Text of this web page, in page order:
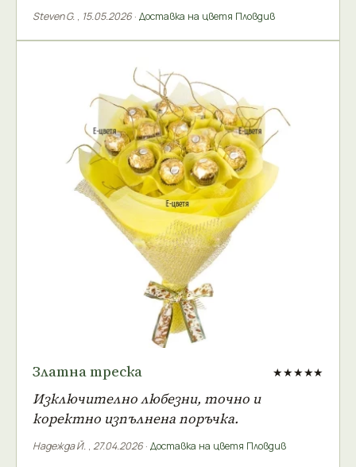
Steven G. , 15.05.2026 · Доставка на цветя Пловдив
Златна треска ★★★★★
Изключително любезни, точно и
коректно изпълнена поръчка.
Надежда Й. , 27.04.2026 · Доставка на цветя Пловдив